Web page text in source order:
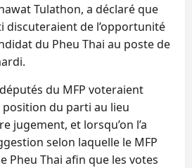
Tulathon, a déclaré que
discuteraient de l’opportunité
du Pheu Thai au poste de
du MFP voteraient
du parti au lieu
jugement, et lorsqu’on l’a
selon laquelle le MFP
Pheu Thai afin que les votes